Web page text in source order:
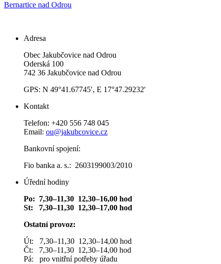
Bernartice nad Odrou
Adresa
Obec Jakubčovice nad Odrou
Oderská 100
742 36 Jakubčovice nad Odrou
GPS: N 49°41.67745′, E 17°47.29232′
Kontakt
Telefon: +420 556 748 045
Email: ou@jakubcovice.cz
Bankovní spojení:
Fio banka a. s.: 2603199003/2010
Úřední hodiny
Po: 7,30–11,30 12,30–16,00 hod
St: 7,30–11,30 12,30–17,00 hod
Ostatní provoz:
Út: 7,30–11,30 12,30–14,00 hod
Čt: 7,30–11,30 12,30–14,00 hod
Pá: pro vnitřní potřeby úřadu